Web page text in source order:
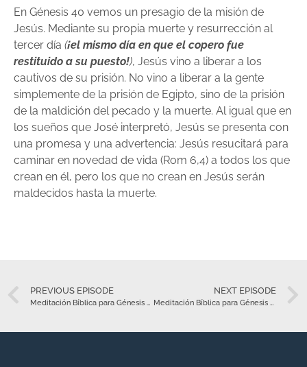
LINK
EMBED
En Génesis 40 vemos un presagio de la misión de
Jesús. Mediante su propia muerte y resurrección al
tercer día (¡el mismo día en que el copero fue
restituido a su puesto!), Jesús vino a liberar a los
cautivos de su prisión. No vino a liberar a la gente
simplemente de la prisión de Egipto, sino de la prisión
de la maldición del pecado y la muerte. Al igual que en
los sueños que José interpretó, Jesús se presenta con
una promesa y una advertencia: Jesús resucitará para
caminar en novedad de vida (Rom 6,4) a todos los que
crean en él, pero los que no crean en Jesús serán
maldecidos hasta la muerte.
PREVIOUS EPISODE
Meditación Bíblica para Génesis 40 – Febrero 7
NEXT EPISODE
Meditación Bíblica para Génesis 41 – Febrero 8